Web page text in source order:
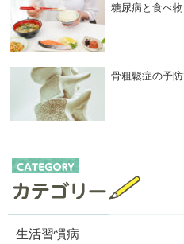
糖尿病と食べ
骨粗鬆症の予
生活習慣病